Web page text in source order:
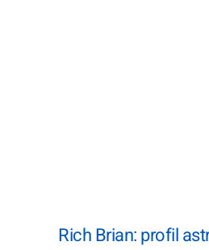
Rich Brian: profil